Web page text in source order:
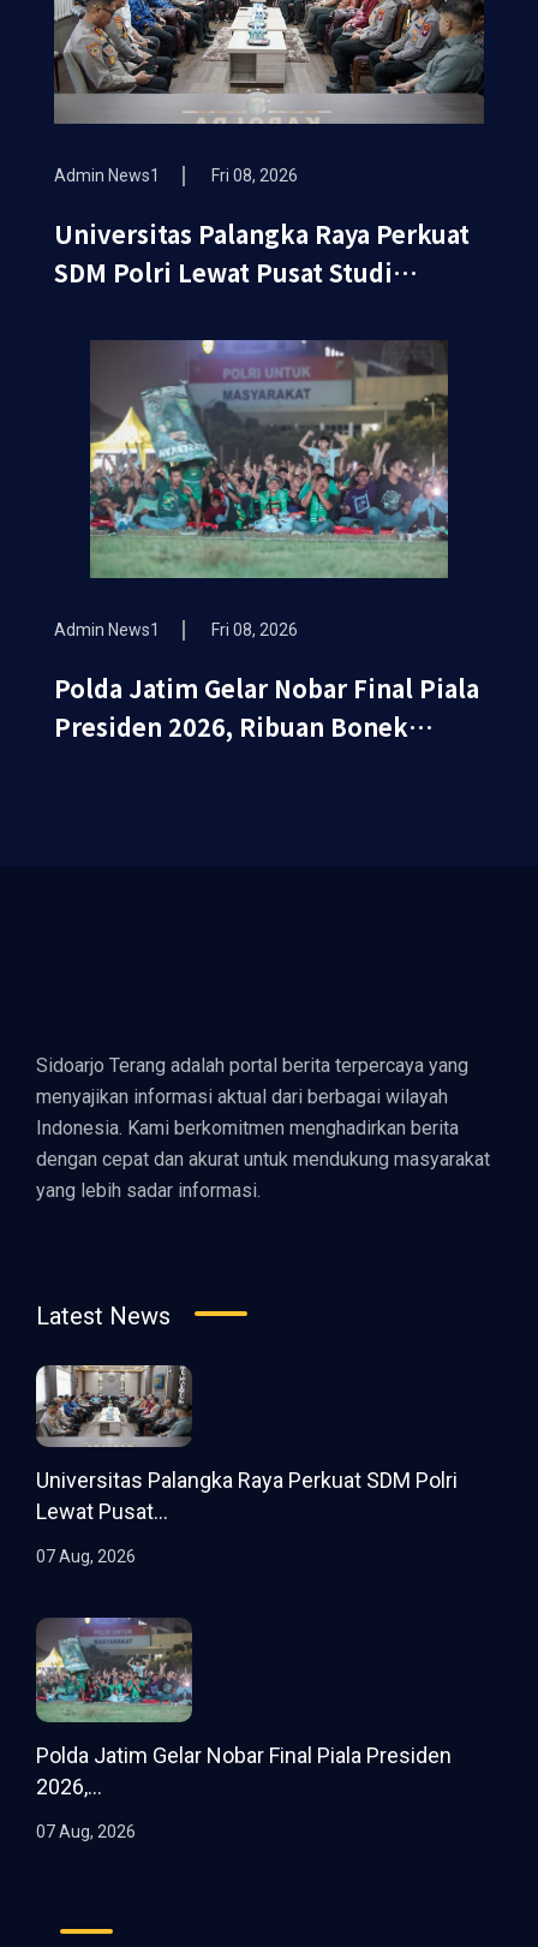
Admin News1 Fri 08, 2026
Universitas Palangka Raya Perkuat
SDM Polri Lewat Pusat Studi
Admin News1 Fri 08, 2026
Polda Jatim Gelar Nobar Final Piala
Presiden 2026, Ribuan Bonek
Sidoarjo Terang adalah portal berita terpercaya yang
menyajikan informasi aktual dari berbagai wilayah
Indonesia. Kami berkomitmen menghadirkan berita
dengan cepat dan akurat untuk mendukung masyarakat
yang lebih sadar informasi.
Latest News
Universitas Palangka Raya Perkuat SDM Polri
Lewat Pusat...
07 Aug, 2026
Polda Jatim Gelar Nobar Final Piala Presiden
2026,...
07 Aug, 2026